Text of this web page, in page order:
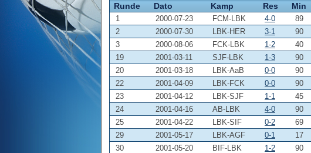
Runde Dato Kamp Res Min
1 2000-07-23 FCM-LBK 4-0 89
2
2000-07-30 LBK-HER 3-1 90
3
2000-08-06 FCK-LBK 1-2 40
19
2001-03-11 SJF-LBK 1-3
90
20
2001-03-18 LBK-AaB 0-0 90
22
2001-04-09 LBK-FCK 0-0
90
23
2001-04-12 LBK-SJF 1-1
45
24
2001-04-16 AB-LBK 4-0
90
25
2001-04-22 LBK-SIF 0-2
69
29
2001-05-17 LBK-AGF 0-1
17
30
2001-05-20 BIF-LBK 1-2 90